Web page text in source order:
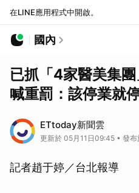
在LINE應用程式中開啟。
國內
已抓「4家醫美集
喊重罰：該停業就
ETtoday新聞雲
更新於 05月11日09:45 • 發
記者趙于婷／台北報導